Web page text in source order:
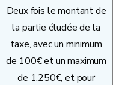
Deux fois le montant de
la partie éludée de la
taxe, avec un minimum
de 100€ et un maximum
de 1.250€, et pour